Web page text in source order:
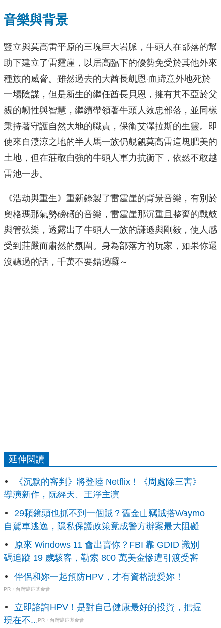
音樂與背景
豎立與莫高雷平原的三塊巨大岩脈，牛頭人在部落的幫
助下建立了雷霆崖，以居高臨下的優勢免受於其他外來
種族的威脅。雖然過去的大酋長凱恩‧血蹄意外地死於
一場陰謀，但是新生的繼任酋長貝恩，擁有其不亞於父
親的韌性與智慧，繼續帶領著牛頭人效忠部落，並同樣
秉持著守護自然大地的職責，保衛艾澤拉斯的生靈。即
使來自淒涼之地的半人馬一族仍覬覦莫高雷這塊肥美的
土地，但在莊敬自強的牛頭人軍力抗衡下，依然不敢越
雷池一步。
《浩劫與重生》重新錄製了雷霆崖的背景音樂，有別於
奧格瑪那氣勢磅礡的音樂，雷霆崖那沉重且整齊的戰鼓
與管弦樂，透露出了牛頭人一族的謙遜與剛毅，使人感
受到莊嚴而肅然的氛圍。身為部落方的玩家，如果你還
沒聽過的話，千萬不要錯過囉～
延伸閱讀
《沉默的審判》將登陸 Netflix！《周處除三害》
導演新作，阮經天、王淨主演
29顆鏡頭也抓不到一個賊？舊金山竊賊搭Waymo
自駕車逃逸，隱私保護政策竟成警方辦案最大阻礙
原來 Windows 11 會出賣你？FBI 靠 GDID 識別
碼追蹤 19 歲駭客，勒索 800 萬美金慘遭引渡受審
伴侶和妳一起預防HPV，才有資格說愛妳！
PR・台灣癌症基金會
立即諮詢HPV！是對自己健康最好的投資，把握
現在不...PR・台灣癌症基金會